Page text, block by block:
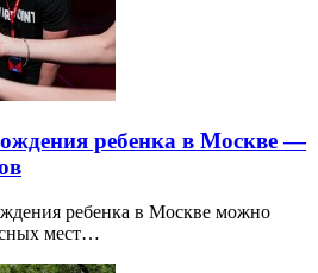
ребенка в Москве —
ребенка в Москве можно
мест…